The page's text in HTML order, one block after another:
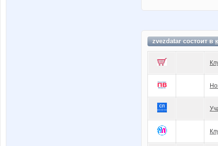
zvezdatar состоит в